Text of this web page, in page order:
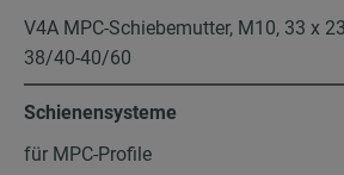
V4A MPC-Schiebemutter, M10, 33 x
38/40-40/60
Schienensysteme
für MPC-Profile